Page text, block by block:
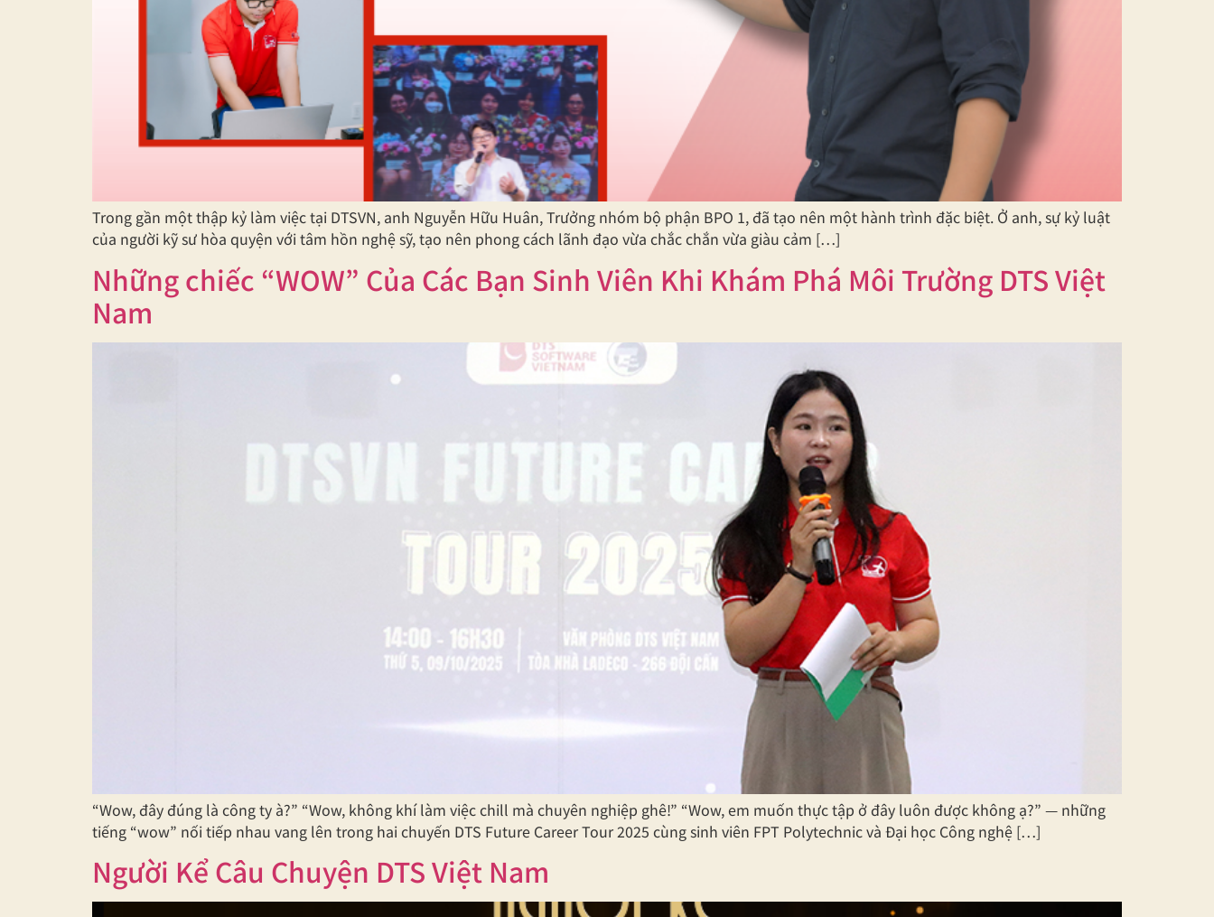
Trong gần một thập kỷ làm việc tại DTSVN, anh Nguyễn Hữu Huân, Trưởng nhóm bộ phận BPO 1, đã tạo nên một hành trình đặc biệt. Ở anh, sự kỷ luật
của người kỹ sư hòa quyện với tâm hồn nghệ sỹ, tạo nên phong cách lãnh đạo vừa chắc chắn vừa giàu cảm […]
Những chiếc “WOW” Của Các Bạn Sinh Viên Khi Khám Phá Môi Trường DTS Việt
Nam
“Wow, đây đúng là công ty à?” “Wow, không khí làm việc chill mà chuyên nghiệp ghê!” “Wow, em muốn thực tập ở đây luôn được không ạ?” — những
tiếng “wow” nối tiếp nhau vang lên trong hai chuyến DTS Future Career Tour 2025 cùng sinh viên FPT Polytechnic và Đại học Công nghệ […]
Người Kể Câu Chuyện DTS Việt Nam